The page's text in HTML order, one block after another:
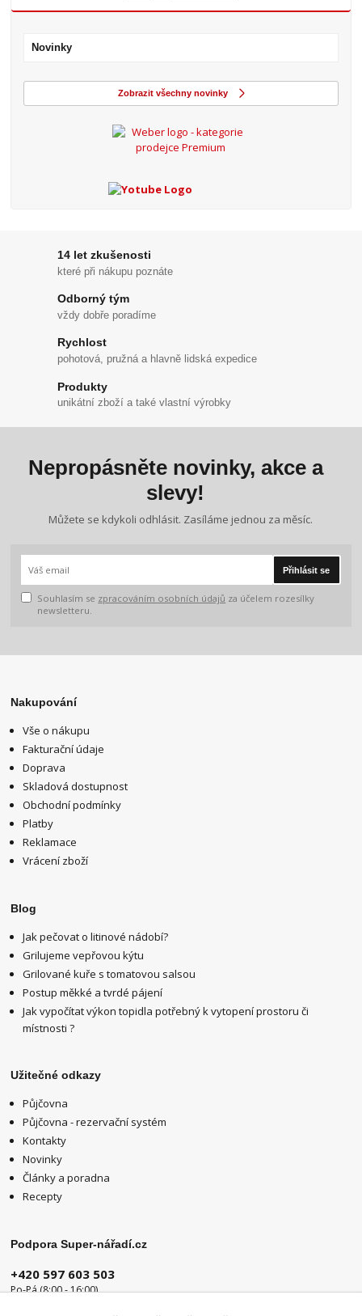
Novinky
Zobrazit všechny novinky
14 let zkušenosti
které při nákupu poznáte
Odborný tým
vždy dobře poradíme
Rychlost
pohotová, pružná a hlavně lidská expedice
Produkty
unikátní zboží a také vlastní výrobky
Nepropásněte novinky, akce a
slevy!
Můžete se kdykoli odhlásit. Zasíláme jednou za měsíc.
Přihlásit se
Souhlasím se zpracováním osobních údajů za účelem rozesílky
newsletteru.
Nakupování
Vše o nákupu
Fakturační údaje
Doprava
Skladová dostupnost
Obchodní podmínky
Platby
Reklamace
Vrácení zboží
Blog
Jak pečovat o litinové nádobí?
Grilujeme vepřovou kýtu
Grilované kuře s tomatovou salsou
Postup měkké a tvrdé pájení
Jak vypočítat výkon topidla potřebný k vytopení prostoru či
místnosti ?
Užitečné odkazy
Půjčovna
Půjčovna - rezervační systém
Kontakty
Novinky
Články a poradna
Recepty
Podpora Super-nářadí.cz
+420 597 603 503
Po-Pá (8:00 - 16:00)